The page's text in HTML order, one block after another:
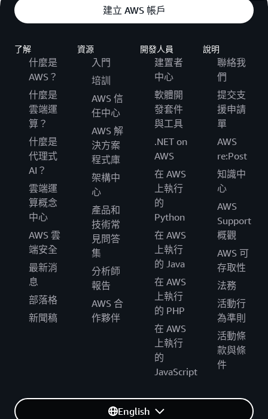
建立 AWS 帳戶
了解
什麼是
AWS？
什麼是
雲端運
算？
什麼是
代理式
AI？
雲端運
算概念
中心
AWS 雲
端安全
最新消
息
部落格
新聞稿
資源
入門
培訓
AWS 信
任中心
AWS 解
決方案
程式庫
架構中
心
產品和
技術常
見問答
集
分析師
報告
AWS 合
作夥伴
開發人員
建置者
中心
軟體開
發套件
與工具
.NET on
AWS
在 AWS
上執行
的
Python
在 AWS
上執行
的 Java
在 AWS
上執行
的 PHP
在 AWS
上執行
的
JavaScript
說明
聯絡我
們
提交支
援申請
單
AWS
re:Post
知識中
心
AWS
Support
概觀
AWS 可
存取性
法務
活動行
為準則
活動條
款與條
件
English